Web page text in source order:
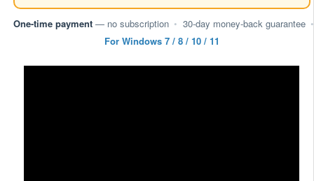
One-time payment — no subscription • 30-day money-back guarantee •
For Windows 7 / 8 / 10 / 11